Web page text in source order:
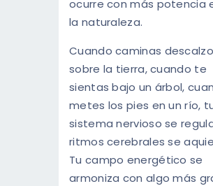
ocurre con más potencia
la naturaleza.
Cuando caminas descalzo
sobre la tierra, cuando te
sientas bajo un árbol,
metes los pies en un río,
sistema nervioso se
ritmos cerebrales se
Tu campo energético se
armoniza con algo más